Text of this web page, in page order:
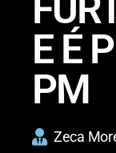
E É
PM
Zeca